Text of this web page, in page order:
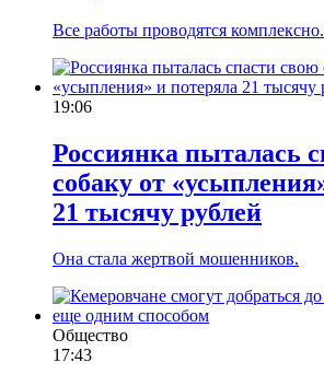
Все работы проводятся комплексно.
19:06
Россиянка пыталась
собаку от
21 тысячу рублей
Она стала жертвой мошенников.
Общество
17:43